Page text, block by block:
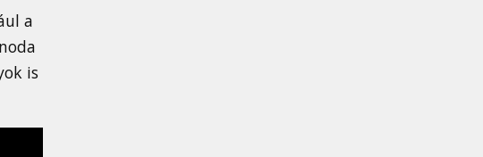
a
is